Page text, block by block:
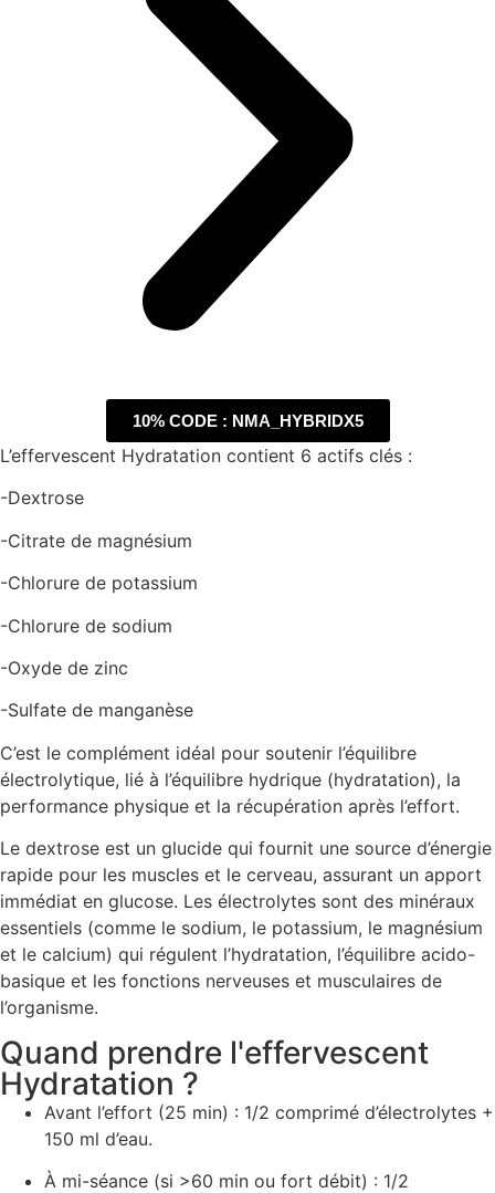
10% CODE : NMA_HYBRIDX5
L’effervescent Hydratation contient 6 actifs clés :
-Dextrose
-Citrate de magnésium
-Chlorure de potassium
-Chlorure de sodium
-Oxyde de zinc
-Sulfate de manganèse
C’est le complément idéal pour soutenir l’équilibre
électrolytique, lié à l’équilibre hydrique (hydratation), la
performance physique et la récupération après l’effort.
Le dextrose est un glucide qui fournit une source d’énergie
rapide pour les muscles et le cerveau, assurant un apport
immédiat en glucose. Les électrolytes sont des minéraux
essentiels (comme le sodium, le potassium, le magnésium
et le calcium) qui régulent l’hydratation, l’équilibre acido-
basique et les fonctions nerveuses et musculaires de
l’organisme.
Quand prendre l'effervescent
Hydratation ?
Avant l’effort (25 min) : 1/2 comprimé d’électrolytes +
150 ml d’eau.
À mi-séance (si >60 min ou fort débit) : 1/2